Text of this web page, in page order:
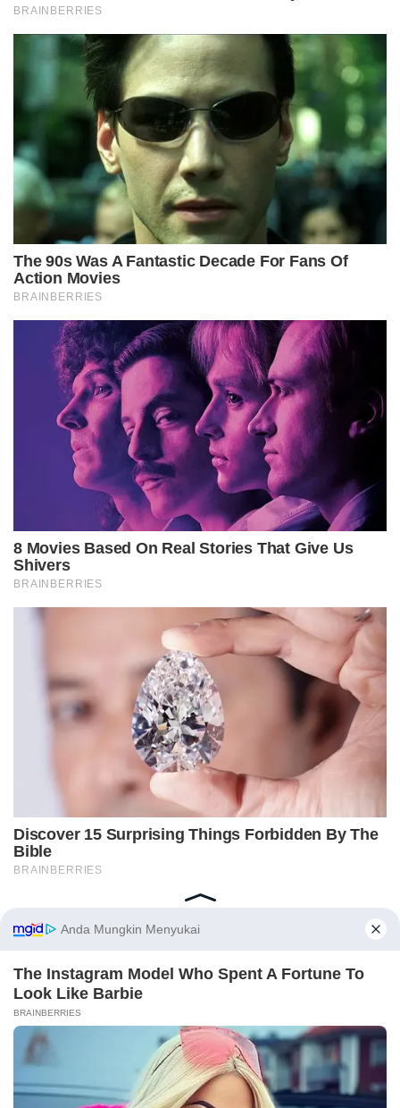
Home Redaksi Privacy Policy
Disclaimer
Pedoman Media Siber
Tentang Kami